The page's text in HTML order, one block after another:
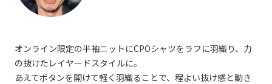
オンライン限定の半袖ニットにCPOシャツをラフに羽織り、力
の抜けたレイヤードスタイルに。
あえてボタンを開けて軽く羽織ることで、程よい抜け感と動き